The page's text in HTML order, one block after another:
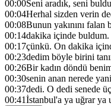
00:00Seni aradık, seni
00:04Herhal sizden verin
00:08Bunun yakınını falan
00:14dakika içinde
00:17çünkü. On dakika
00:23dedim böyle birini
00:26Bir kadın döndü
00:30senin anan nerede
00:37dedi. O dedi senede
00:41İstanbul'a ya uğrar ya